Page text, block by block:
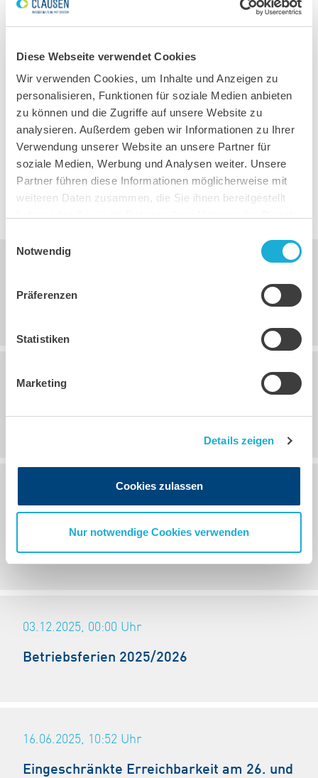
Diese Webseite verwendet Cookies
Wir verwenden Cookies, um Inhalte und Anzeigen zu
personalisieren, Funktionen für soziale Medien anbieten
zu können und die Zugriffe auf unsere Website zu
analysieren. Außerdem geben wir Informationen zu Ihrer
Verwendung unserer Website an unsere Partner für
soziale Medien, Werbung und Analysen weiter. Unsere
Partner führen diese Informationen möglicherweise mit
weiteren Daten zusammen, die Sie ihnen bereitgestellt
Notwendig
Präferenzen
Statistiken
Marketing
Details zeigen
Cookies zulassen
Nur notwendige Cookies verwenden
Wie können wir Ihnen helfen?
Rufen Sie uns an oder schreiben Sie uns
eine Nachricht. Wir melden uns bei Ihnen.
ZUR KONTAKT-SEITE
Neue Telefonzeiten
12.05.2026, 10:19
Brückentag 15.05.2026
Hinweis zur Betriebsschließung am
03.12.2025, 00:00 Uhr
Betriebsferien 2025/2026
16.06.2025, 10:52 Uhr
Eingeschränkte Erreichbarkeit am 26. und